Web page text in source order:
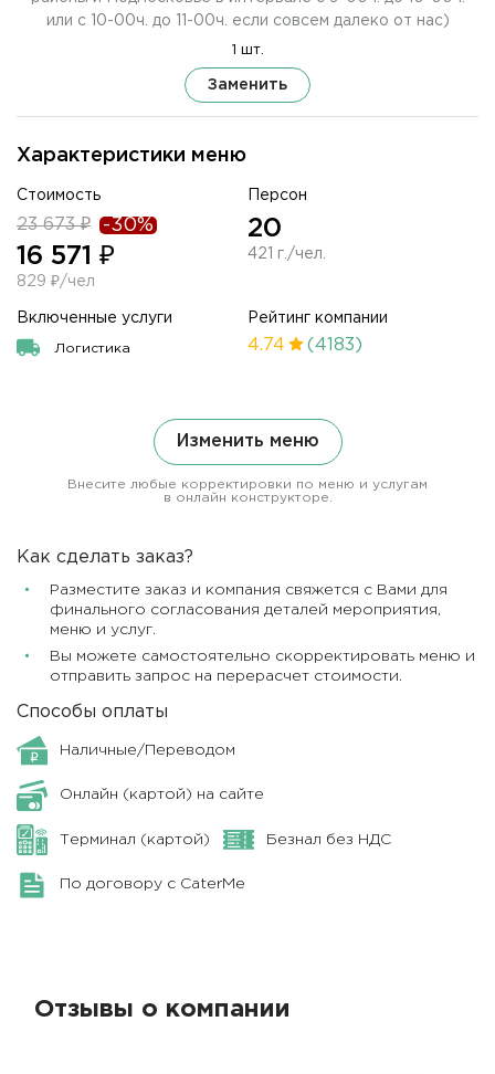
Характеристики меню
Стоимость
23 673 ₽ -30%
16 571 ₽
829 ₽/чел
Персон
20
421 г./чел.
Включенные услуги
Логистика
Рейтинг компании
4.74 (4183)
Изменить меню
Внесите любые корректировки по меню и услугам
в онлайн конструкторе.
или с 10-00ч. до 11-00ч. если совсем далеко от нас)
1 шт.
Заменить
Как сделать заказ?
Разместите заказ и компания свяжется с Вами для
финального согласования деталей мероприятия,
меню и услуг.
Вы можете самостоятельно скорректировать меню и
отправить запрос на перерасчет стоимости.
Способы оплаты
Наличные/Переводом
Онлайн (картой) на сайте
Терминал (картой) Безнал без НДС
По договору с CaterMe
Отзывы о компании